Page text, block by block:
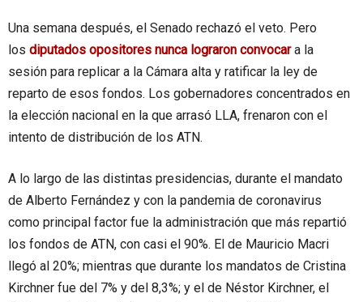
Una semana después, el Senado rechazó el veto. Pero
los diputados opositores nunca lograron convocara la
sesión para replicar a la Cámara alta y ratificar la ley de
reparto de esos fondos. Los gobernadores concentrados en
la elección nacional en la que arrasó LLA, frenaron con el
intento de distribución de los ATN.
A lo largo de las distintas presidencias, durante el mandato
de Alberto Fernández y con la pandemia de coronavirus
como principal factor fue la administración que más repartió
los fondos de ATN, con casi el 90%. El de Mauricio Macri
llegó al 20%; mientras que durante los mandatos de Cristina
Kirchner fue del 7% y del 8,3%; y el de Néstor Kirchner, el